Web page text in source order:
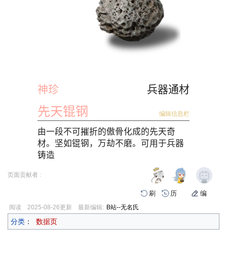
神珍 兵器通材
先天锟钢 编辑信息栏
由一段不可摧折的傲骨化成的先天奇
材。坚如锟钢，万劫不磨。可用于兵器
铸造
页面贡献者 :
刷 历 编
阅读 2025-08-26更新 最新编辑: B站--无名氏
分类 ： 数据页